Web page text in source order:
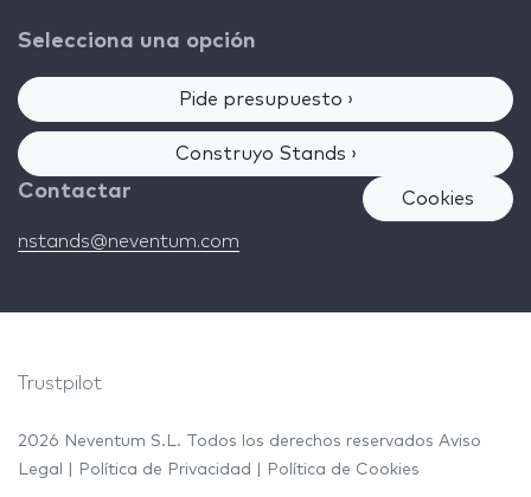
Selecciona una opción
Pide presupuesto ›
Construyo Stands ›
Contactar
nstands@neventum.com
Cookies
Trustpilot
2026 Neventum S.L. Todos los derechos reservados Aviso
Legal
Política de Privacidad Política de Cookies